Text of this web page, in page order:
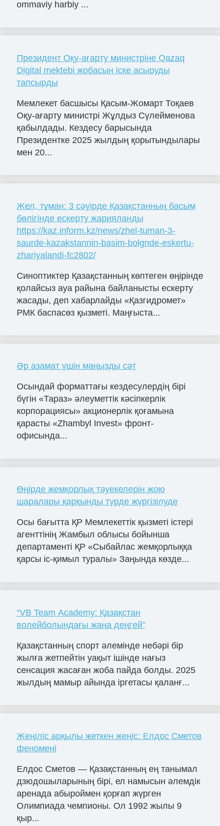
ommaviy harbiy ...
Президент Оқу-ағарту министріне Qazaq
Digital mektebi жобасын іске асыруды
тапсырды
Мемлекет басшысы Қасым-Жомарт Тоқаев
Оқу-ағарту министрі Жұлдыз Сүлейменова
қабылдады. Кездесу барысында
Президентке 2025 жылдың қорытындылары
мен 20...
Жел, тұман: 3 сәуірде Қазақстанның басым
бөлігінде ескерту жарияланды
https://kaz.inform.kz/news/zhel-tuman-3-
saurde-kazakstannin-basim-bolgnde-eskertu-
zhariyalandi-fc2802/
Синоптиктер Қазақстанның көптеген өңірінде
қолайсыз ауа райына байланысты ескерту
жасады, деп хабарлайды «Қазгидромет»
РМК баспасөз қызметі. Маңғыста...
Әр азамат үшін маңызды сәт
Осындай форматтағы кездесулердің бірі
бүгін «Тараз» әлеуметтік кәсіпкерлік
корпорациясы» акционерлік қоғамына
қарасты «Zhambyl Invest» фронт-
офисында...
Өңірде жемқорлық тәуекелерін жою
шаралары қарқынды түрде жүргізілуде
Осы бағытта ҚР Мемлекеттік қызметі істері
агенттінің Жамбыл облысы бойынша
департаменті ҚР «Сыбайлас жемқорлыққа
қарсы іс-қимыл туралы» Заңында көзде...
“VB Team Academy: Қазақстан
волейболындағы жаңа деңгей”
Қазақстанның спорт әлемінде небәрі бір
жылға жетпейтін уақыт ішінде нағыз
сенсация жасаған жоба пайда болды. 2025
жылдың мамыр айында іргетасы қаланғ...
Жеңіліс арқылы жеткен жеңіс: Елдос Сметов
феномені
Елдос Сметов — Қазақстанның ең танымал
дзюдошыларының бірі, ел намысын әлемдік
аренада абыроймен қорғап жүрген
Олимпиада чемпионы. Ол 1992 жылы 9
қыр...